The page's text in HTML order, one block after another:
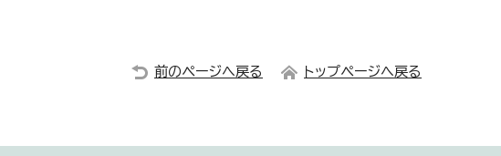
前のページへ戻る トップページへ戻る